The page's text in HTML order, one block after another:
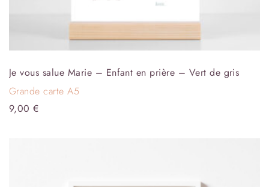
Je vous salue Marie – Enfant en prière – Vert de gris
Grande carte A5
9,00€